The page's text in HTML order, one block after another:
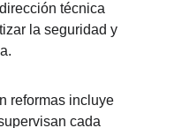
técnica
la seguridad y
reformas incluye
cada